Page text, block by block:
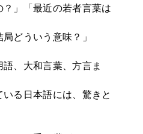
？」「最近の若者言葉は
どういう意味？」
、大和言葉、方言ま
る日本語には、驚きと